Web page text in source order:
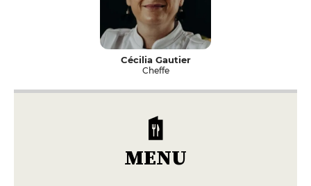
Cécilia Gautier
Cheffe
MENU